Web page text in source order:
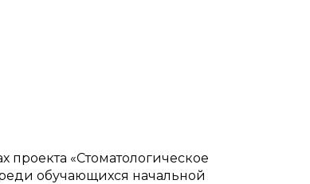
«Стоматологическое
обучающихся начальной